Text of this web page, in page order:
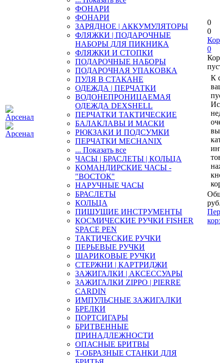
ФОНАРИ
ФОНАРИ
ЗАРЯДНОЕ | АККУМУЛЯТОРЫ
ФЛЯЖКИ | ПОДАРОЧНЫЕ
НАБОРЫ ДЛЯ ПИКНИКА
ФЛЯЖКИ И СТОПКИ
ПОДАРОЧНЫЕ НАБОРЫ
ПОДАРОЧНАЯ УПАКОВКА
ПУЛЯ В СТАКАНЕ
ОДЕЖДА | ПЕРЧАТКИ
ВОДОНЕПРОНИЦАЕМАЯ
ОДЕЖДА DEXSHELL
ПЕРЧАТКИ ТАКТИЧЕСКИЕ
БАЛАКЛАВЫ И МАСКИ
РЮКЗАКИ И ПОДСУМКИ
ПЕРЧАТКИ MECHANIX
... Показать все
ЧАСЫ | БРАСЛЕТЫ | КОЛЬЦА
КОМАНДИРСКИЕ ЧАСЫ -
"ВОСТОК"
НАРУЧНЫЕ ЧАСЫ
БРАСЛЕТЫ
КОЛЬЦА
ПИШУЩИЕ ИНСТРУМЕНТЫ
КОСМИЧЕСКИЕ РУЧКИ FISHER
SPACE PEN
ТАКТИЧЕСКИЕ РУЧКИ
ПЕРЬЕВЫЕ РУЧКИ
ШАРИКОВЫЕ РУЧКИ
СТЕРЖНИ | КАРТРИДЖИ
ЗАЖИГАЛКИ | АКСЕССУАРЫ
ЗАЖИГАЛКИ ZIPPO | PIERRE
CARDIN
ИМПУЛЬСНЫЕ ЗАЖИГАЛКИ
БРЕЛКИ
ПОРТСИГАРЫ
БРИТВЕННЫЕ
ПРИНАДЛЕЖНОСТИ
ОПАСНЫЕ БРИТВЫ
Т-ОБРАЗНЫЕ СТАНКИ ДЛЯ
0
0
0
К